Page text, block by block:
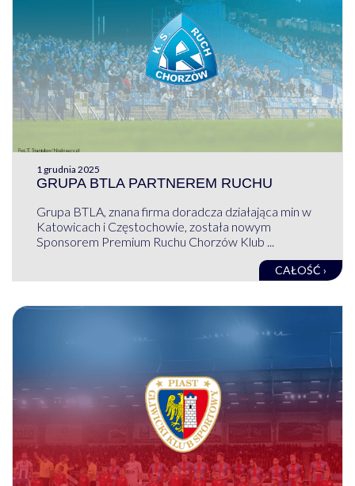
1 grudnia 2025
GRUPA BTLA PARTNEREM RUCHU
Grupa BTLA, znana firma doradcza działająca min w
Katowicach i Częstochowie, została nowym
Sponsorem Premium Ruchu Chorzów Klub ...
CAŁOŚĆ ›